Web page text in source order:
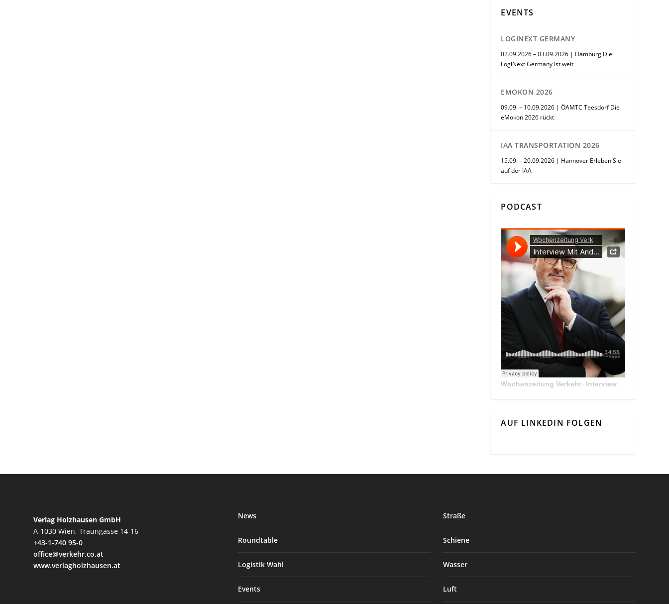
EVENTS
LOGINEXT GERMANY
02.09.2026 – 03.09.2026 | Hamburg Die
LogiNext Germany ist weit
EMOKON 2026
09.09. – 10.09.2026 | ÖAMTC Teesdorf Die
eMokon 2026 rückt
IAA TRANSPORTATION 2026
15.09. – 20.09.2026 | Hannover Erleben Sie
auf der IAA
PODCAST
Wochenzeitung Verkehr · Interview Mit Andreas Matthä, CEO der ÖBB Holding
AUF LINKEDIN FOLGEN
Verlag Holzhausen GmbH
A-1030 Wien, Traungasse 14-16
+43-1-740 95-0
office@verkehr.co.at
www.verlagholzhausen.at
News
Roundtable
Logistik Wahl
Events
Straße
Schiene
Wasser
Luft